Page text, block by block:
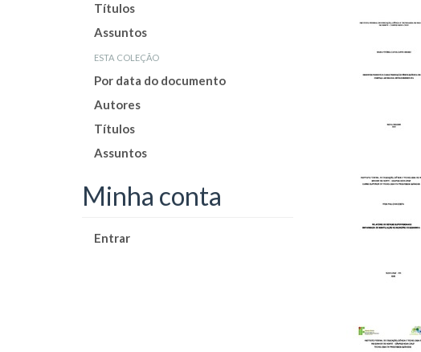
Títulos
Assuntos
esta coleção
Por data do documento
Autores
Títulos
Assuntos
Minha conta
Entrar